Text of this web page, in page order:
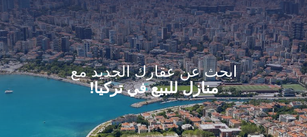
ابحث عن عقارك الجديد مع
منازل للبيع في تركيا!